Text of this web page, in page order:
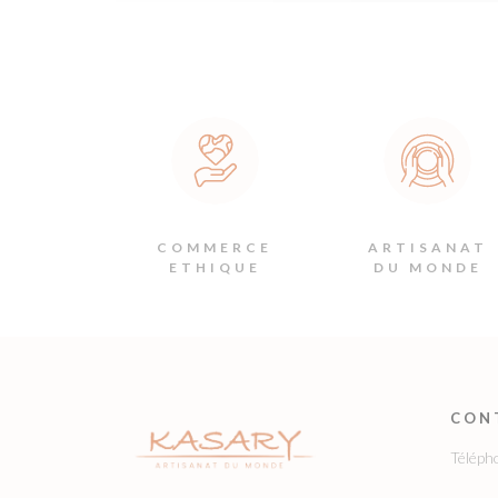
COMMERCE
ETHIQUE
ARTISANAT
DU MONDE